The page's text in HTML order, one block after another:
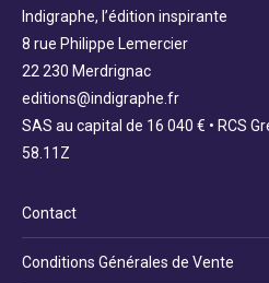
Indigraphe, l’édition inspirante
8 rue Philippe Lemercier
22 230 Merdrignac
editions@indigraphe.fr
SAS au capital de 16 040 € • RCS
58.11Z
Contact
Conditions Générales de Vente